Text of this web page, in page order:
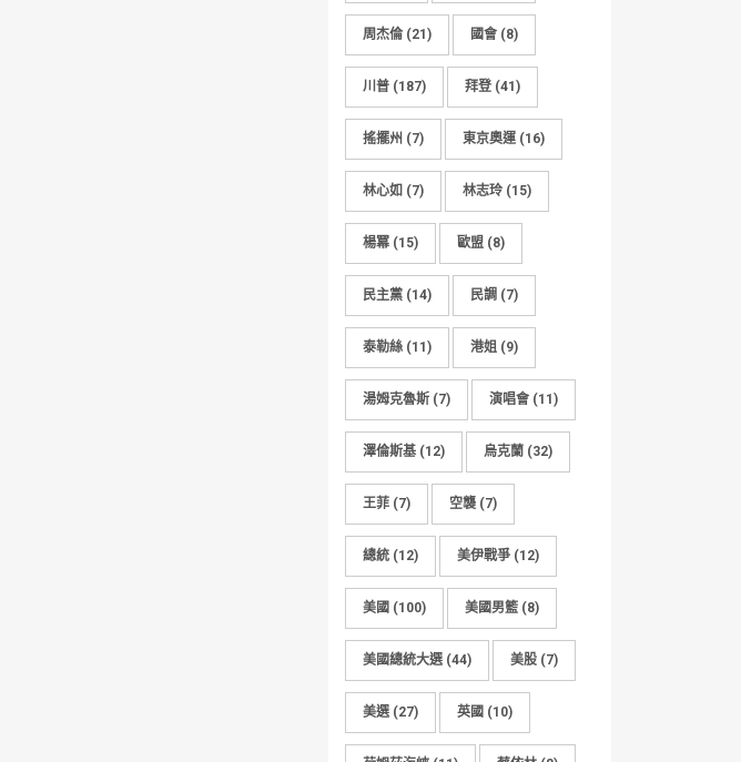
周杰倫 (21) 國會 (8)
川普 (187) 拜登 (41)
搖擺州 (7) 東京奧運(16)
林心如 (7) 林志玲 (15)
楊冪 (15) 歐盟 (8)
民主黨 (14) 民調 (7)
泰勒絲 (11) 港姐 (9)
湯姆克魯斯 (7) 演唱會 (11)
澤倫斯基 (12) 烏克蘭 (32)
王菲 (7) 空襲 (7)
總統 (12) 美伊戰爭 (12)
美國 (100) 美國男籃 (8)
美國總統大選(44) 美股 (7)
美選(27) 英國 (10)